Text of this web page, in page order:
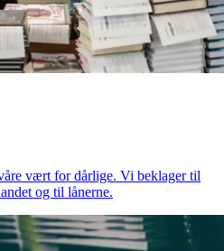
vært for dårlige. Vi beklager til
og til lånerne.